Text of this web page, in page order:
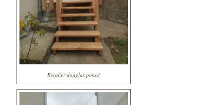
Escalier douglas poncé